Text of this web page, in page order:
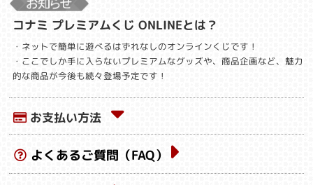
コナミ プレミアムくじ ONLINEとは？
・ネットで簡単に遊べるはずれなしのオンラインくじです！
・ここでしか手に入らないプレミアムなグッズや、商品企画など、魅力
的な商品が今後も続々登場予定です！
お支払い方法
よくあるご質問（FAQ）